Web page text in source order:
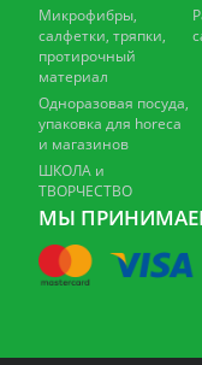
Микрофибры,
салфетки, тряпки,
протирочный
материал
Одноразовая посуда,
упаковка для horeca
и магазинов
ШКОЛА и
ТВОРЧЕСТВО
МЫ